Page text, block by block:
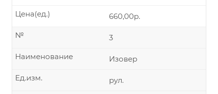
660,00р.
Цена(ед.)
3
№
Изовер
Наименование
рул.
Ед.изм.